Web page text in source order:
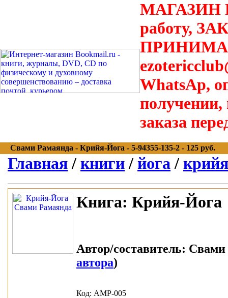
МАГАЗИН
работу,
WhatsAp,
получении,
заказа
Свами Рамаянда - Крийя-Йога - 5-94355-135-2 - 125 руб.
Главная / книги / йога /
Книга: Крийя-Йога
Автор/составитель: Свами
автора)
Код: АМР-005